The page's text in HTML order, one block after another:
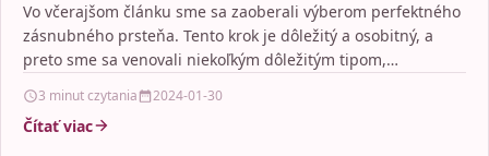
Vo včerajšom článku sme sa zaoberali výberom perfektného
zásnubného prsteňa. Tento krok je dôležitý a osobitný, a
preto sme sa venovali niekoľkým dôležitým tipom,…
3 minut czytania 2024-01-30
Čítať viac